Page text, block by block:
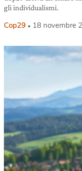
gli individualismi.
Cop29 18 novembre